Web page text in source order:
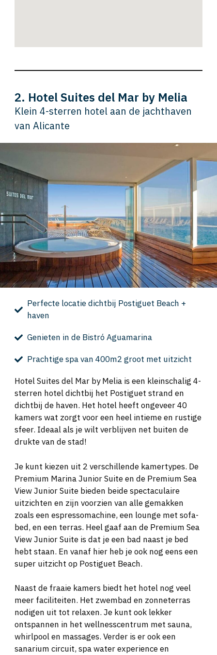
2. Hotel Suites del Mar by Melia
Klein 4-sterren hotel aan de jachthaven
van Alicante
Perfecte locatie dichtbij Postiguet Beach +
haven
Genieten in de Bistró Aguamarina
Prachtige spa van 400m2 groot met uitzicht
Hotel Suites del Mar by Melia is een kleinschalig 4-
sterren hotel dichtbij het Postiguet strand en
dichtbij de haven. Het hotel heeft ongeveer 40
kamers wat zorgt voor een heel intieme en rustige
sfeer. Ideaal als je wilt verblijven net buiten de
drukte van de stad!
Je kunt kiezen uit 2 verschillende kamertypes. De
Premium Marina Junior Suite en de Premium Sea
View Junior Suite bieden beide spectaculaire
uitzichten en zijn voorzien van alle gemakken
zoals een espressomachine, een lounge met sofa-
bed, en een terras. Heel gaaf aan de Premium Sea
View Junior Suite is dat je een bad naast je bed
hebt staan. En vanaf hier heb je ook nog eens een
super uitzicht op Postiguet Beach.
Naast de fraaie kamers biedt het hotel nog veel
meer faciliteiten. Het zwembad en zonneterras
nodigen uit tot relaxen. Je kunt ook lekker
ontspannen in het wellnesscentrum met sauna,
whirlpool en massages. Verder is er ook een
sanarium circuit, spa water experience en